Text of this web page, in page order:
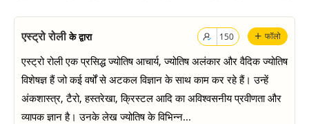
+ फॉलो
150
एस्ट्रो रोलीके द्वारा
एस्ट्रो रोली एक प्रसिद्ध ज्योतिष आचार्य, ज्योतिष अलंकार और वैदिक ज्योतिष
विशेषज्ञ हैं जो कई वर्षों से अटकल विज्ञान के साथ काम कर रहे हैं। उन्हें
अंकशास्त्र, टैरो, हस्तरेखा, क्रिस्टल आदि का अविश्वसनीय प्रवीणता और
व्यापक ज्ञान है। उनके लेख ज्योतिष के विभिन्न...